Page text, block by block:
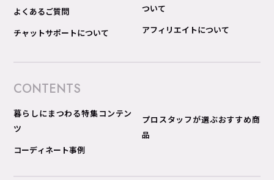
よくあるご質問
チャットサポートについて
ついて
アフィリエイトについて
CONTENTS
暮らしにまつわる特集コンテン
ツ
コーディネート事例
プロスタッフが選ぶおすすめ商
品